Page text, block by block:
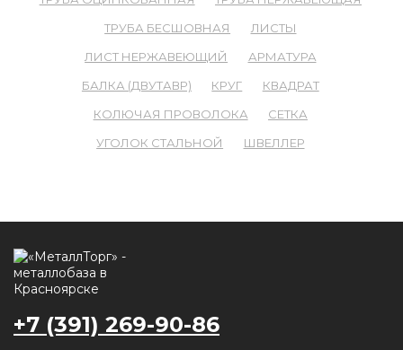
ТРУБА БЕСШОВНАЯ
ЛИСТЫ
ЛИСТ НЕРЖАВЕЮЩИЙ
АРМАТУРА
БАЛКА (ДВУТАВР)
КРУГ
КВАДРАТ
КОЛЮЧАЯ ПРОВОЛОКА
СЕТКА
УГОЛОК СТАЛЬНОЙ
ШВЕЛЛЕР
+7 (391) 269-90-86